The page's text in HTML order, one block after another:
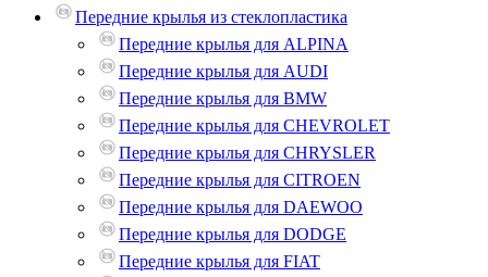
Передние крылья из стеклопластика
Передние крылья для ALPINA
Передние крылья для AUDI
Передние крылья для BMW
Передние крылья для CHEVROLET
Передние крылья для CHRYSLER
Передние крылья для CITROEN
Передние крылья для DAEWOO
Передние крылья для DODGE
Передние крылья для FIAT